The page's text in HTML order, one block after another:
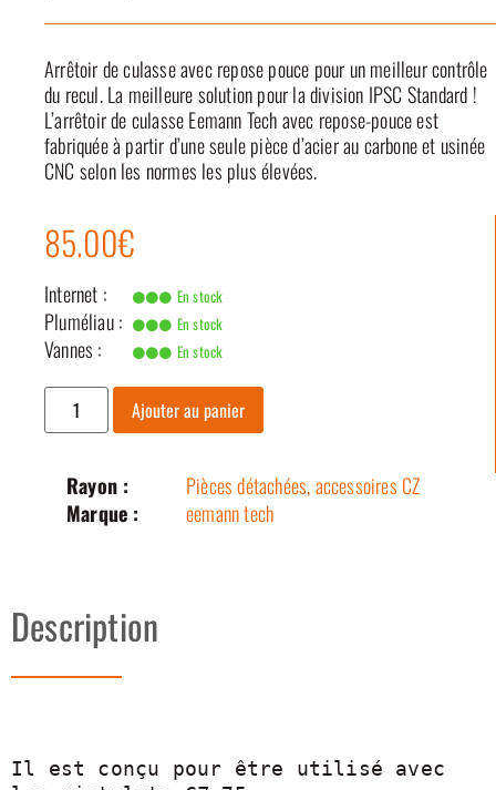
Arrêtoir de culasse avec repose pouce pour un meilleur contrôle
du recul. La meilleure solution pour la division IPSC Standard !
L’arrêtoir de culasse Eemann Tech avec repose-pouce est
fabriquée à partir d’une seule pièce d’acier au carbone et usinée
CNC selon les normes les plus élevées.
85.00€
Internet : En stock
Pluméliau : En stock
Vannes : En stock
Ajouter au panier
Rayon :
Pièces détachées, accessoires CZ
Marque :
eemann tech
Description
Il est conçu pour être utilisé avec